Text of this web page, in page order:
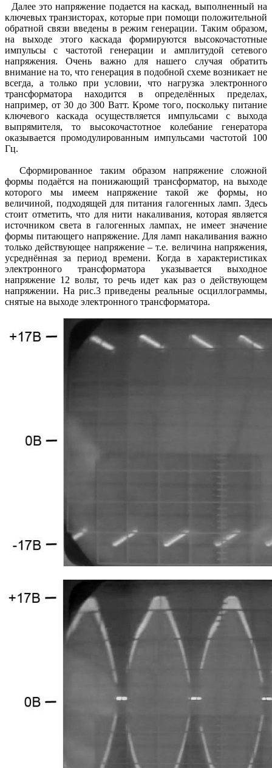
Далее это напряжение подается на каскад, выполненный на
ключевых транзисторах, которые при помощи положительной
обратной связи введены в режим генерации. Таким образом,
на выходе этого каскада формируются высокочастотные
импульсы с частотой генерации и амплитудой сетевого
напряжения. Очень важно для нашего случая обратить
внимание на то, что генерация в подобной схеме возникает не
всегда, а только при условии, что нагрузка электронного
трансформатора находится в определённых пределах,
например, от 30 до 300 Ватт. Кроме того, поскольку питание
ключевого каскада осуществляется импульсами с выхода
выпрямителя, то высокочастотное колебание генератора
оказывается промодулированным импульсами частотой 100
Гц.
Сформированное таким образом напряжение сложной
формы подаётся на понижающий трансформатор, на выходе
которого мы имеем напряжение такой же формы, но
величиной, подходящей для питания галогенных ламп. Здесь
стоит отметить, что для нити накаливания, которая является
источником света в галогенных лампах, не имеет значение
формы питающего напряжение. Для ламп накаливания важно
только действующее напряжение – т.е. величина напряжения,
усреднённая за период времени. Когда в характеристиках
электронного трансформатора указывается выходное
напряжение 12 вольт, то речь идет как раз о действующем
напряжении. На рис.3 приведены реальные осциллограммы,
снятые на выходе электронного трансформатора.